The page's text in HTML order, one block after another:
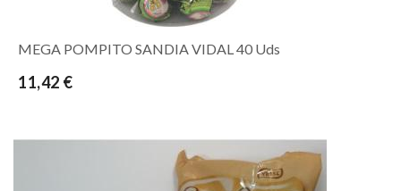
MEGA POMPITO SANDIA VIDAL 40 Uds
11,42 €